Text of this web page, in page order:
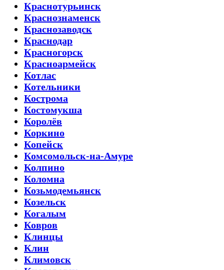
Краснотурьинск
Краснознаменск
Краснозаводск
Краснодар
Красногорск
Красноармейск
Котлас
Котельники
Кострома
Костомукша
Королёв
Коркино
Копейск
Комсомольск-на-Амуре
Колпино
Коломна
Козьмодемьянск
Козельск
Когалым
Ковров
Клинцы
Клин
Климовск